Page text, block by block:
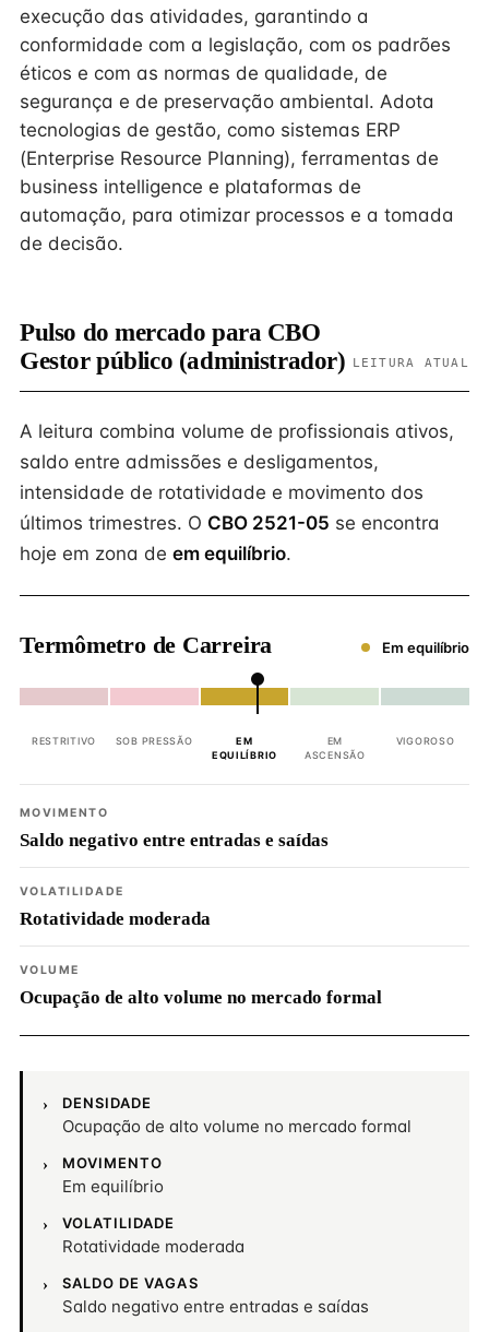
execução das atividades, garantindo a
conformidade com a legislação, com os padrões
éticos e com as normas de qualidade, de
segurança e de preservação ambiental. Adota
tecnologias de gestão, como sistemas ERP
(Enterprise Resource Planning), ferramentas de
business intelligence e plataformas de
automação, para otimizar processos e a tomada
de decisão.
Pulso do mercado para CBO
Gestor público (administrador)
LEITURA ATUAL
A leitura combina volume de profissionais ativos,
saldo entre admissões e desligamentos,
intensidade de rotatividade e movimento dos
últimos trimestres. O CBO 2521-05 se encontra
hoje em zona de em equilíbrio.
Termômetro de Carreira Em equilíbrio
RESTRITIVO SOB PRESSÃO
EM
EQUILÍBRIO
EM
ASCENSÃO
VIGOROSO
MOVIMENTO
Saldo negativo entre entradas e saídas
VOLATILIDADE
Rotatividade moderada
VOLUME
Ocupação de alto volume no mercado formal
DENSIDADE
Ocupação de alto volume no mercado formal
MOVIMENTO
Em equilíbrio
VOLATILIDADE
Rotatividade moderada
SALDO DE VAGAS
Saldo negativo entre entradas e saídas